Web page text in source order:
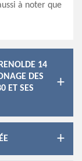
à noter que
14
DES
ET SES